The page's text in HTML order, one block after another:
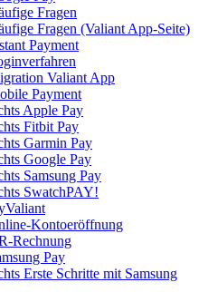
Fragen
Fragen (Valiant App-Seite)
Payment
Valiant App
Payment
Apple Pay
Fitbit Pay
Garmin Pay
Google Pay
Samsung Pay
SwatchPAY!
Kontoeröffnung
Rechnung
Pay
Erste Schritte mit Samsung